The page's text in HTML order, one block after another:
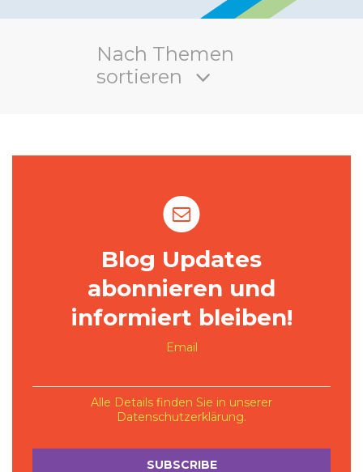
Nach Themen
sortieren
Blog Updates
abonnieren und
informiert bleiben!
Email
Alle Details finden Sie in unserer
Datenschutzerklärung.